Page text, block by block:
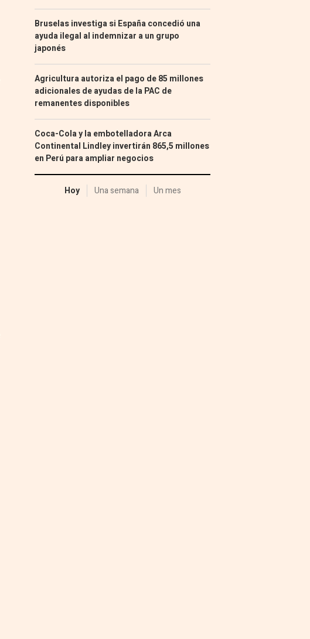
Bruselas investiga si España concedió una
ayuda ilegal al indemnizar a un grupo
japonés
Agricultura autoriza el pago de 85 millones
adicionales de ayudas de la PAC de
remanentes disponibles
Coca-Cola y la embotelladora Arca
Continental Lindley invertirán 865,5 millones
en Perú para ampliar negocios
Hoy Una semana Un mes